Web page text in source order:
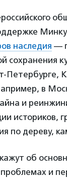
наследия —
сохранения
в
и
историков,
по дереву,
об
и